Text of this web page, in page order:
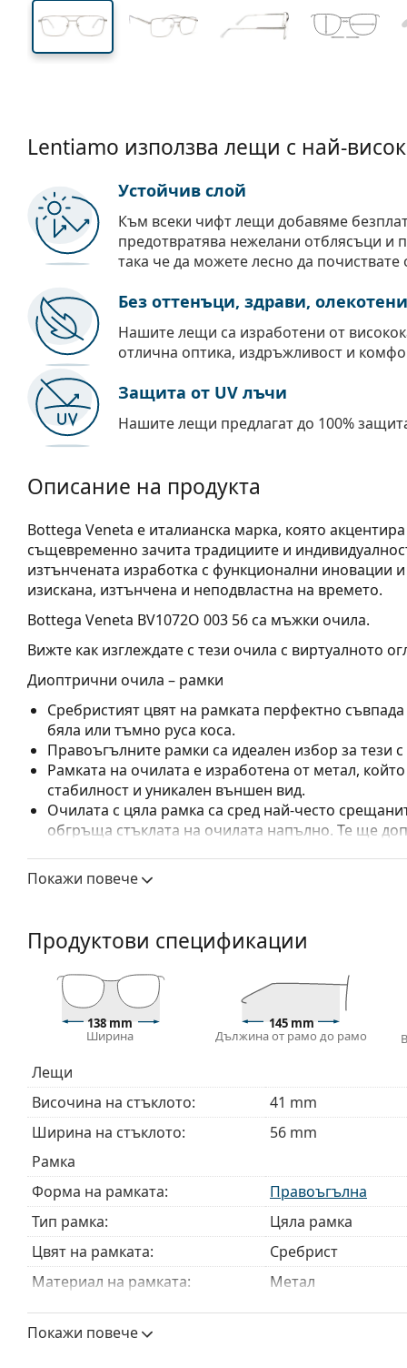
Lentiamo използва лещи с най-
Устойчив слой
Към всеки чифт лещи добавяме
предотвратява нежелани отблясъци и
така че да можете лесно да почиствате
Без оттенъци, здрави, олекотени
Нашите лещи са изработени от
отлична оптика, издръжливост и
Защита от UV лъчи
Нашите лещи предлагат до 100%
Описание на продукта
Bottega Veneta е италианска марка, която
същевременно зачита традициите и
изтънчената изработка с функционални иновации
изискана, изтънчена и неподвластна на времето.
Bottega Veneta BV1072O 003 56са мъжки очила.
Вижте как изглеждате с тези очила с виртуалното
Диоптрични очила – рамки
Сребристият цвят на рамката перфектно
бяла или тъмно руса коса.
Правоъгълните рамки са идеален избор за тези
Рамката на очилата е изработена от метал,
стабилност и уникален външен вид.
Очилата с цяла рамка са сред най-често
обгръща стъклата на очилата напълно. Те ще
за всички лещи, включително тези с по-висока
прилягане на очилата. Подложките за нос ще
ще осигурят по-голям комфорт при носене.
се извършва от опитен оптик, за да се
непрофесионално боравене.
Аксесоари
Доставяме диоптричните очила в оригиналния
или торбичката и дизайнът могат да варират.
Кърпичката за почистване, доставяна с
модели могат да бъдат доставяни с торбичка от
Разгледайте пълната ни гама
очила, за да намерите
ръководство за очила
Това е медицинско устройство. Прочетете
Покажи повече
Продуктови спецификации
138 mm
Ширина
145 mm
Дължина от рамо до рамо
Лещи
Височина на стъклото:
41 mm
Ширина на стъклото:
56 mm
Рамка
Форма на рамката:
Правоъгълна
Тип рамка:
Цяла рамка
Цвят на рамката:
Сребрист
Материал на рамката:
Метал
Размер:
M
Ширина:
Покажи повече